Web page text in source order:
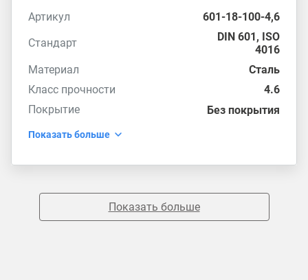
Артикул
601-18-100-4,6
Стандарт
DIN 601, ISO
4016
Материал
Сталь
Класс прочности
4.6
Покрытие
Без покрытия
Показать больше
Показать больше